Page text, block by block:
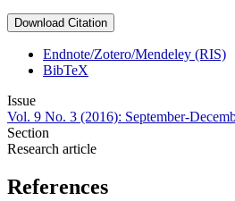
Download Citation
Endnote/Zotero/Mendeley (RIS)
BibTeX
Issue
Vol. 9 No. 3 (2016): September-
Section
Research article
References